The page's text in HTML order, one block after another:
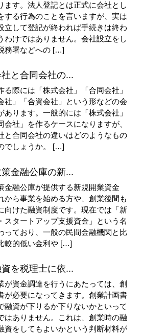
ます。法人登記とは正式に会社とし
する行為のことを言いますが、実は
立して登記が終われば手続きは終わ
わけではありません。会社設立をし
務署などへの […]
と合同会社の...
る際には「株式会社」「合同会社」
社」「合資会社」という形などの会
あります。一般的には「株式会社」
会社」を作るケースになりますが、
と合同会社の違いはどのようなもの
でしょうか。 […]
策金融公庫の新...
金融公庫が提供する新規開業資金
から事業を始める方や、創業後間も
向けた融資制度です。現在では「新
スタートアップ支援資金」という名
っており、一般の民間金融機関と比
較的低い金利や […]
を税理士に依...
が資金調達を行うにあたっては、創
が必要になってきます。創業計画書
融資が下りるか下りないかといって
はありません。これは、創業時の融
資をしてもよいかという判断材料が